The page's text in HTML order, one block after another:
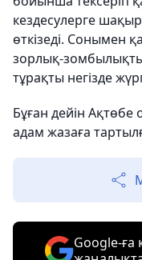
кездесулерге
өткізеді. Сонымен
зорлық-
тұрақты негізде
Бұған дейін
адам жазаға
Google-ға